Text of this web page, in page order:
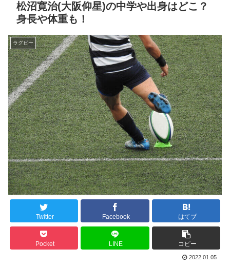
松沼寛治(大阪仰星)の中学や出身はどこ？
身長や体重も！
ラグビー
Twitter Facebook はてブ
Pocket LINE コピー
2022.01.05